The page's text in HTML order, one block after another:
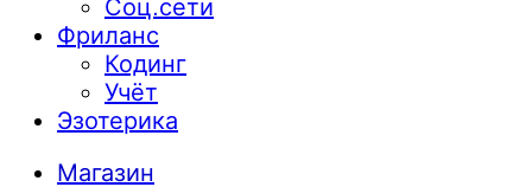
Соц.сети
Фриланс
Кодинг
Учёт
Эзотерика
Магазин